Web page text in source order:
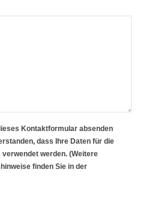
Kontaktformular absenden
dass Ihre Daten für die
werden. (Weitere
finden Sie in der